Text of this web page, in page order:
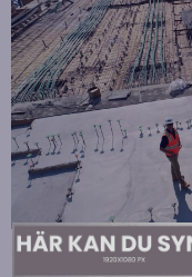
Strategiska